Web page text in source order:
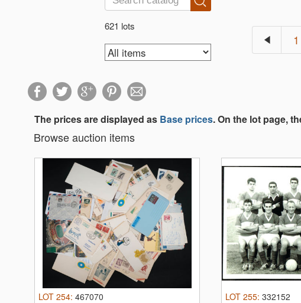
621 lots
1
The prices are displayed as Base prices. On the lot page,
Browse auction items
LOT 254: 467070 LOT 255: 332152